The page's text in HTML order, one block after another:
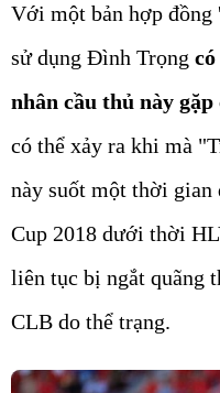
Với một bản hợp
sử dụng Đình Trọng
nhân cầu thủ này
có thể xảy ra khi mà
này suốt một thời gian
Cup 2018 dưới thời
liên tục bị ngắt quãng
CLB do thể trạng.